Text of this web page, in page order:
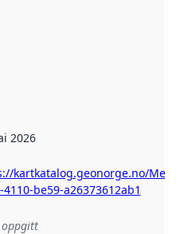
2026
kartkatalog.geonorge.no/
4110-be59-a26373612ab1